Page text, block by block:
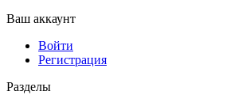
Ваш аккаунт
Войти
Регистрация
Разделы